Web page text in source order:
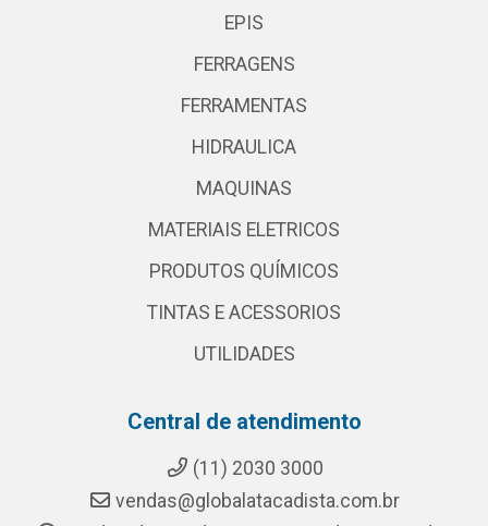
EPIS
FERRAGENS
FERRAMENTAS
HIDRAULICA
MAQUINAS
MATERIAIS ELETRICOS
PRODUTOS QUÍMICOS
TINTAS E ACESSORIOS
UTILIDADES
Central de atendimento
(11) 2030 3000
vendas@globalatacadista.com.br